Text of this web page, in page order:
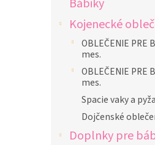
Kojenecké
OBLEČENIE PRE
mes.
OBLEČENIE PRE
mes.
Spacie vaky a
Dojčenské
Doplnky pre